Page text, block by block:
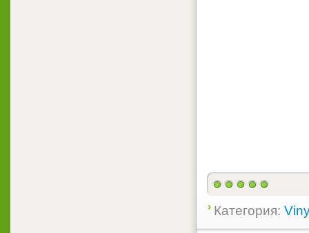
Категория: